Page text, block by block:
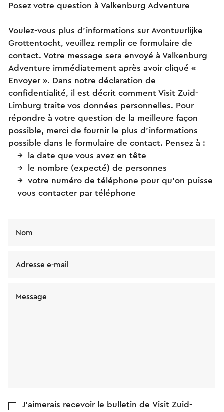
Posez votre question à Valkenburg Adventure
Voulez-vous plus d’informations sur Avontuurlijke
Grottentocht, veuillez remplir ce formulaire de
contact. Votre message sera envoyé à Valkenburg
Adventure immédiatement après avoir cliqué «
Envoyer ». Dans notre déclaration de
confidentialité, il est décrit comment Visit Zuid-
Limburg traite vos données personnelles. Pour
répondre à votre question de la meilleure façon
possible, merci de fournir le plus d’informations
possible dans le formulaire de contact. Pensez à :
la date que vous avez en tête
le nombre (expecté) de personnes
votre numéro de téléphone pour qu’on puisse
vous contacter par téléphone
Nom
Adresse e-mail
Message
J'aimerais recevoir le bulletin de Visit Zuid-